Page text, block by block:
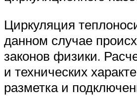
Циркуляция
данном случае
законов физики.
и технических
разметка и